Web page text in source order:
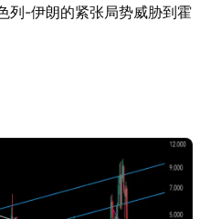
列-伊朗的紧张局势威胁到霍
流动，并在全球互联的能
本性重新评估。 北美市场即
对天然气需求的快速增长相
天然气消耗。此技术进化，
长的需求，表明传统天然气
构性变革。 这些因素的交汇